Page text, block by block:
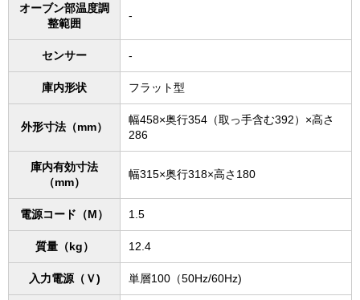
オーブン部温度調
整範囲
-
センサー -
庫内形状 フラット型
外形寸法（mm）
幅458×奥行354（取っ手含む392）×高さ
286
庫内有効寸法
（mm）
幅315×奥行318×高さ180
電源コード（M） 1.5
質量（kg） 12.4
入力電源（Ｖ) 単層100（50Hz/60Hz)